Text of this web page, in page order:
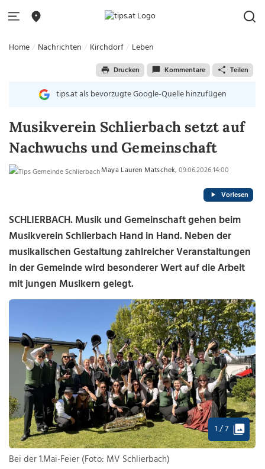
Home Nachrichten Kirchdorf Leben
Drucken Kommentare Teilen
tips.at als bevorzugte Google-Quelle hinzufügen
Musikverein Schlierbach setzt auf
Nachwuchs und Gemeinschaft
Maya Lauren Matschek, 09.06.2026 14:00
Vorlesen
SCHLIERBACH. Musik und Gemeinschaft gehen beim
Musikverein Schlierbach Hand in Hand. Neben der
musikalischen Gestaltung zahlreicher Veranstaltungen
in der Gemeinde wird besonderer Wert auf die Arbeit
mit jungen Musikern gelegt.
1 / 7
Bei der 1.Mai-Feier (Foto: MV Schlierbach)